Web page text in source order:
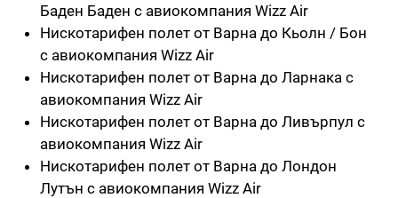
Баден Баден с авиокомпания Wizz Air
Нискотарифен полет от Варна до Кьолн / Бон
с авиокомпания Wizz Air
Нискотарифен полет от Варна до Ларнака с
авиокомпания Wizz Air
Нискотарифен полет от Варна до Ливърпул с
авиокомпания Wizz Air
Нискотарифен полет от Варна до Лондон
Лутън с авиокомпания Wizz Air